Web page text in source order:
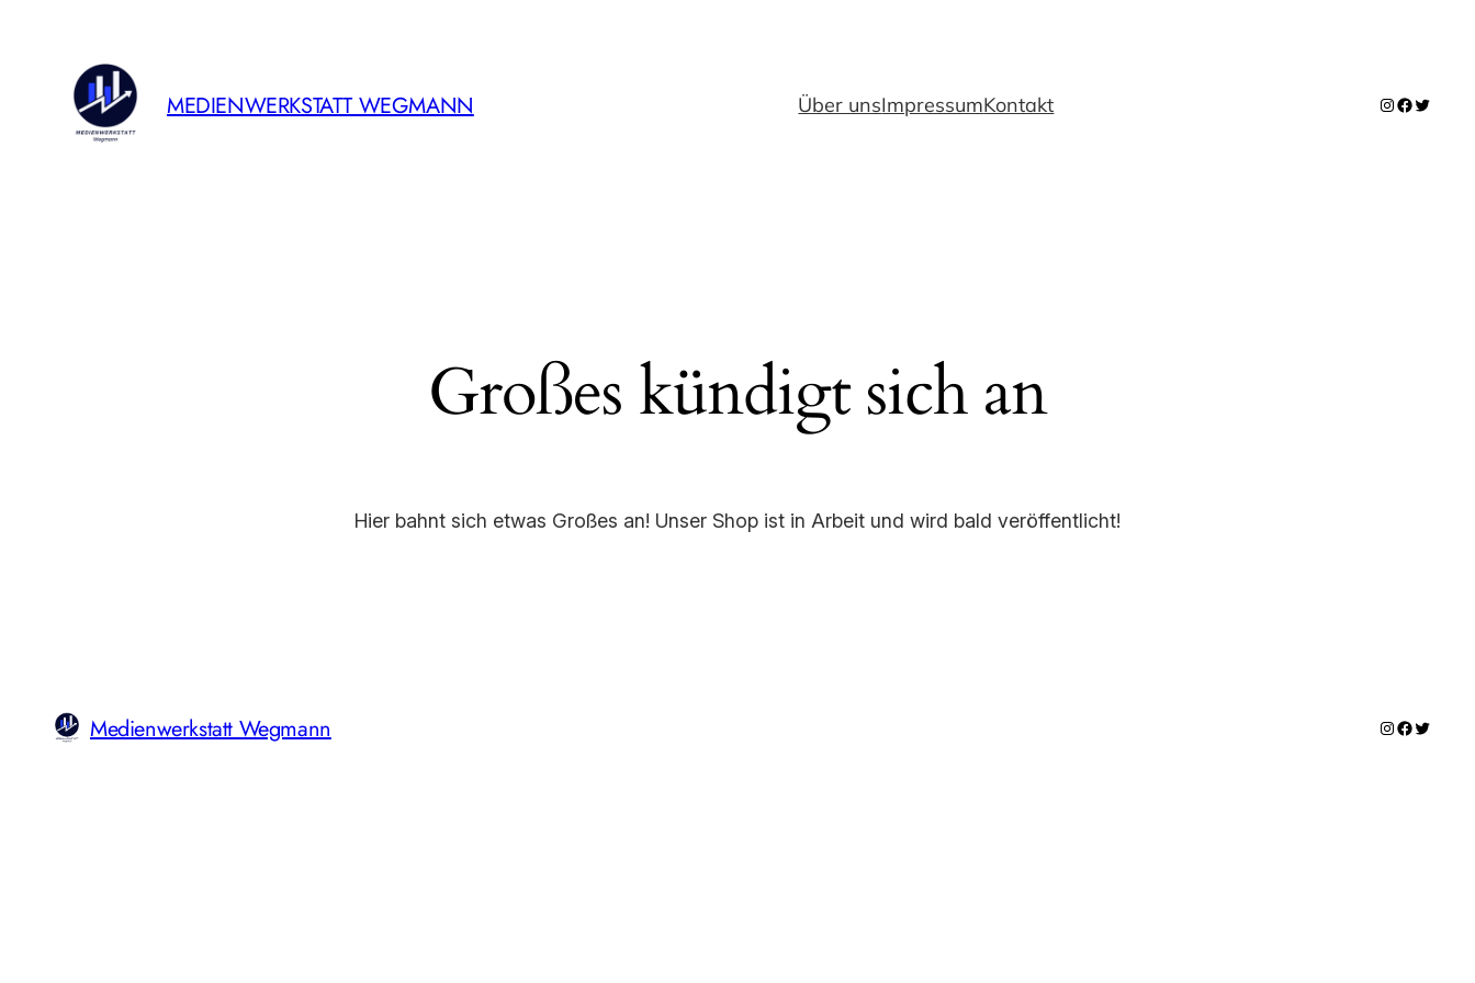
MEDIENWERKSTATT WEGMANN Über unsImpressumKontakt Instagram
Facebook
Twitter
Großes kündigt sich an
Hier bahnt sich etwas Großes an! Unser Shop ist in Arbeit und wird bald veröffentlicht!
Medienwerkstatt Wegmann Instagram
Facebook
Twitter